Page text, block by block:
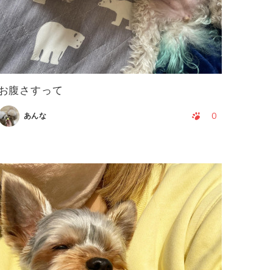
腹さすって
あんな 0